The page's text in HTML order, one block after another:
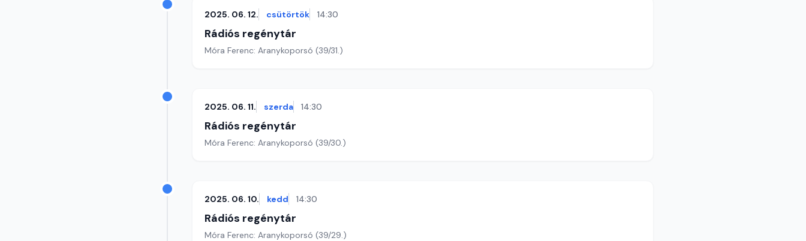
2025. 06. 12. csütörtök 14:30
Rádiós regénytár
Móra Ferenc: Aranykoporsó (39/31.)
2025. 06. 11. szerda 14:30
Rádiós regénytár
Móra Ferenc: Aranykoporsó (39/30.)
2025. 06. 10. kedd 14:30
Rádiós regénytár
Móra Ferenc: Aranykoporsó (39/29.)